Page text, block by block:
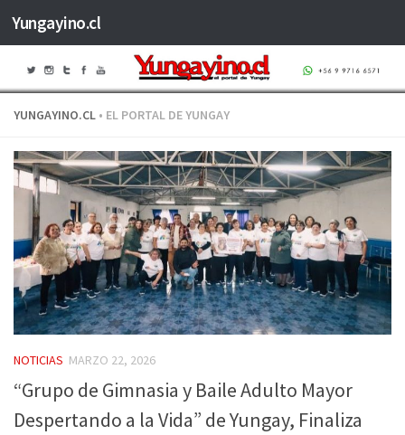
Saltar al contenido
Yungayino.cl
YUNGAYINO.CL • EL PORTAL DE YUNGAY
NOTICIAS MARZO 22, 2026
“Grupo de Gimnasia y Baile Adulto Mayor
Despertando a la Vida” de Yungay, Finaliza